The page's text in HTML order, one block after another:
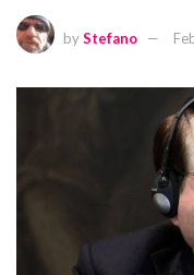
byStefano